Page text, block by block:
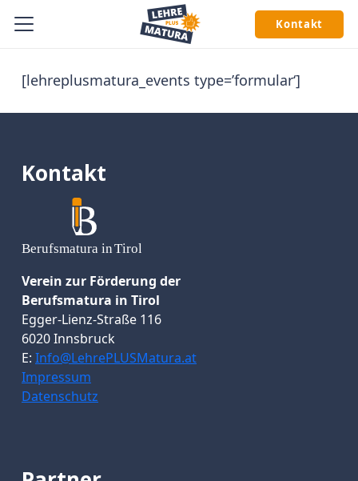
Kontakt
[lehreplusmatura_events type=’formular‘]
Kontakt
Verein zur Förderung der
Berufsmatura in Tirol
Egger-Lienz-Straße 116
6020 Innsbruck
E: Info@LehrePLUSMatura.at
Impressum
Datenschutz